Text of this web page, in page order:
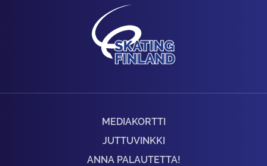
MEDIAKORTTI
JUTTUVINKKI
ANNA PALAUTETTA!